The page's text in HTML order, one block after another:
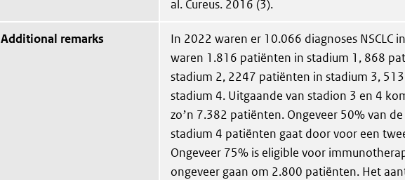
al. Cureus. 2016 (3).
Additional remarks
In 2022 waren er 10.066 diagnoses NSCLC
waren 1.816 patiënten in stadium 1, 868
stadium 2, 2247 patiënten in stadium 3,
stadium 4. Uitgaande van stadion 3 en 4
zoʼn 7.382 patiënten. Ongeveer 50% van
stadium 4 patiënten gaat door voor een
Ongeveer 75% is eligible voor
ongeveer gaan om 2.800 patiënten. Het